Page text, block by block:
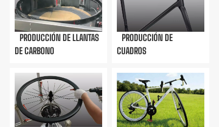
PRODUCCIÓN DE LLANTAS
DE CARBONO
PRODUCCIÓN DE
CUADROS